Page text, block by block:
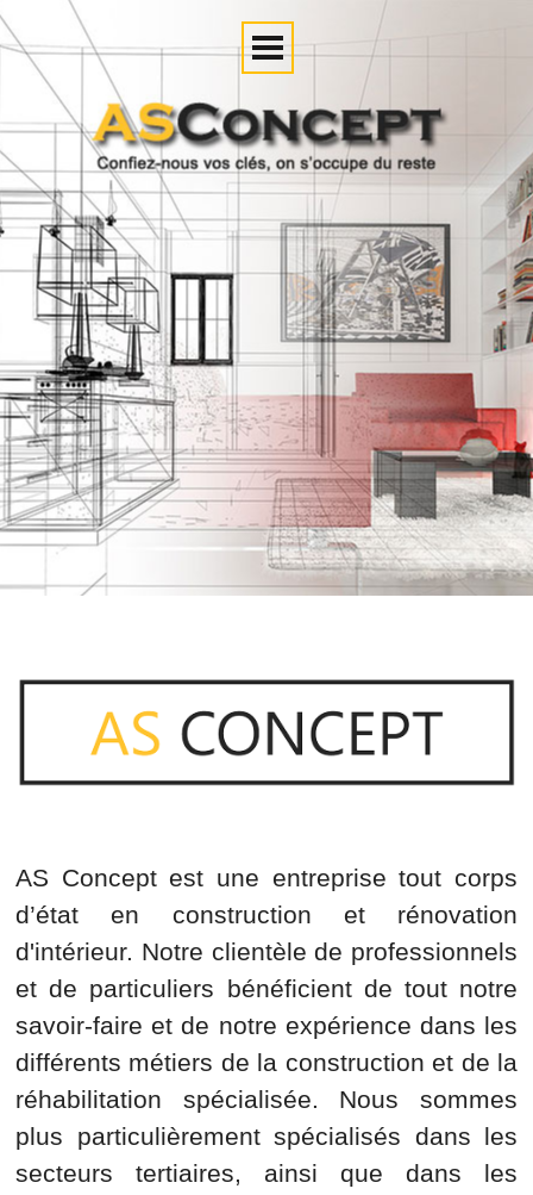
AS Concept est une entreprise tout corps
d’état en construction et rénovation
d'intérieur. Notre clientèle de professionnels
et de particuliers bénéficient de tout notre
savoir-faire et de notre expérience dans les
différents métiers de la construction et de la
réhabilitation spécialisée. Nous sommes
plus particulièrement spécialisés dans les
secteurs tertiaires, ainsi que dans les